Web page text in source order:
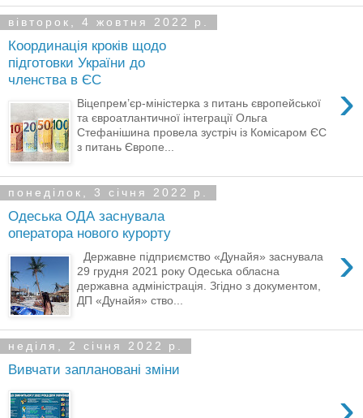
вівторок, 4 жовтня 2022 р.
Координація кроків щодо
підготовки України до
членства в ЄС
›
Віцепрем’єр-міністерка з питань європейської
та євроатлантичної інтеграції Ольга
Стефанішина провела зустріч із Комісаром ЄС
з питань Європе...
понеділок, 3 січня 2022 р.
Одеська ОДА заснувала
оператора нового курорту
›
Державне підприємство «Дунайя» заснувала
29 грудня 2021 року Одеська обласна
державна адміністрація. Згідно з документом,
ДП «Дунайя» ство...
неділя, 2 січня 2022 р.
Вивчати заплановані зміни